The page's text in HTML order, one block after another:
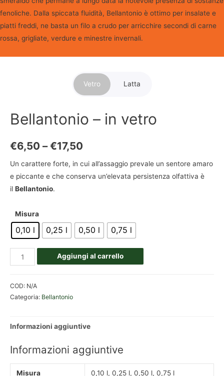
fenoliche. Dalla spiccata fluidità, Bellantonio è ottimo per insalate e
piatti freddi, ne basta un filo a crudo per arricchire secondi di carne
rossa, grigliate, verdure e minestre invernali.
Vetro Latta
Bellantonio – in vetro
€6,50 –€17,50
Un carattere forte, in cui all’assaggio prevale un sentore amaro
e piccante e che conserva un’elevata persistenza olfattiva è
il Bellantonio.
Misura
0,10 l 0,25 l 0,50 l 0,75 l
Aggiungi al carrello
COD: N/A
Categoria: Bellantonio
Informazioni aggiuntive
Informazioni aggiuntive
Misura 0,10 l, 0,25 l, 0,50 l, 0,75 l
Bellantonio – in latta
€6,50 –€92,00
Un carattere forte, in cui all’assaggio prevale un sentore amaro
e piccante e che conserva un’elevata persistenza olfattiva è
il Bellantonio.
Misura
0,10 l 1 l 3 l 5 l
Aggiungi al carrello
COD: N/A
Categoria: Bellantonio
Informazioni aggiuntive
Informazioni aggiuntive
Misura 0,10 l, 0,25 l, 0,50 l, 1 l, 3 l, 5 l